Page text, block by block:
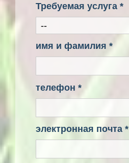
Требуемая услуга *
имя и фамилия *
телефон *
электронная почта *